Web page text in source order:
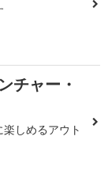
チャー・
しめるアウト